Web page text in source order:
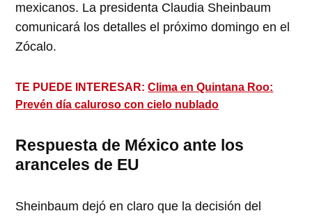
mexicanos. La presidenta Claudia Sheinbaum
comunicará los detalles el próximo domingo en el
Zócalo.
TE PUEDE INTERESAR:Clima en Quintana Roo:
Prevén día caluroso con cielo nublado
Respuesta de México ante los
aranceles de EU
Sheinbaum dejó en claro que la decisión del